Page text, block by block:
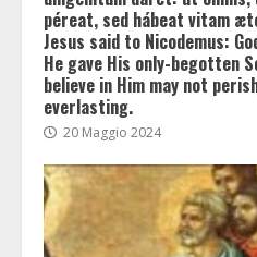
péreat, sed hábeat vitam
Jesus said to Nicodemus:
He gave His only-begotten
believe in Him may not
everlasting.
20 Maggio 2024